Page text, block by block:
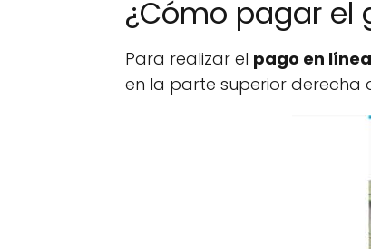
¿Cómo pagar el
Para realizar el pago en línea
en la parte superior derecha